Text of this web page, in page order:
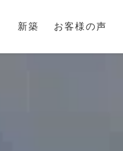
新築 お客様の声